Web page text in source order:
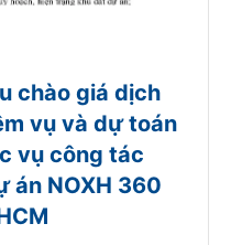
chào giá dịch
vụ và dự toán
vụ công tác
án NOXH 360